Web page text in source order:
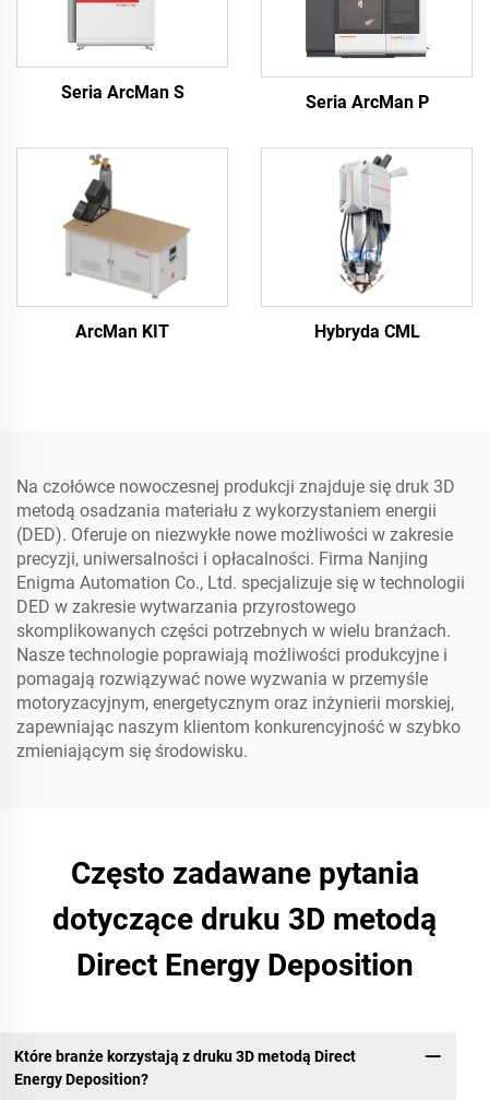
Seria ArcMan S Seria ArcMan P
ArcMan KIT Hybryda CML
Na czołówce nowoczesnej produkcji znajduje się druk 3D
metodą osadzania materiału z wykorzystaniem energii
(DED). Oferuje on niezwykłe nowe możliwości w zakresie
precyzji, uniwersalności i opłacalności. Firma Nanjing
Enigma Automation Co., Ltd. specjalizuje się w technologii
DED w zakresie wytwarzania przyrostowego
skomplikowanych części potrzebnych w wielu branżach.
Nasze technologie poprawiają możliwości produkcyjne i
pomagają rozwiązywać nowe wyzwania w przemyśle
motoryzacyjnym, energetycznym oraz inżynierii morskiej,
zapewniając naszym klientom konkurencyjność w szybko
zmieniającym się środowisku.
Często zadawane pytania
dotyczące druku 3D metodą
Direct Energy Deposition
Które branże korzystają z druku 3D metodą Direct
Energy Deposition?